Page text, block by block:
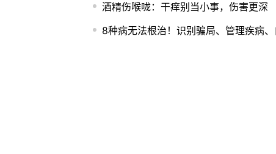
酒精伤喉咙：干痒别当小事，伤害更深
8种病无法根治！识别骗局、管理疾病